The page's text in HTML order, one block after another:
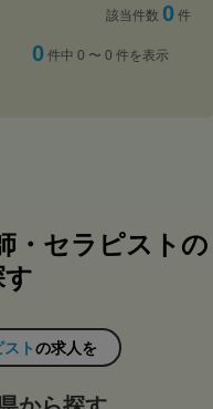
該当件数 0 件
0 件中 0 〜 0 件を表示
・セラピストの
トの求人を